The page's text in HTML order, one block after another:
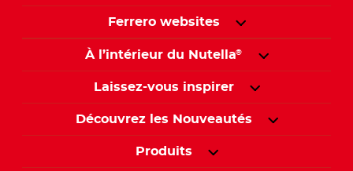
Ferrero websites
À l’intérieur du Nutella®
Laissez-vous inspirer
Découvrez les Nouveautés
Produits